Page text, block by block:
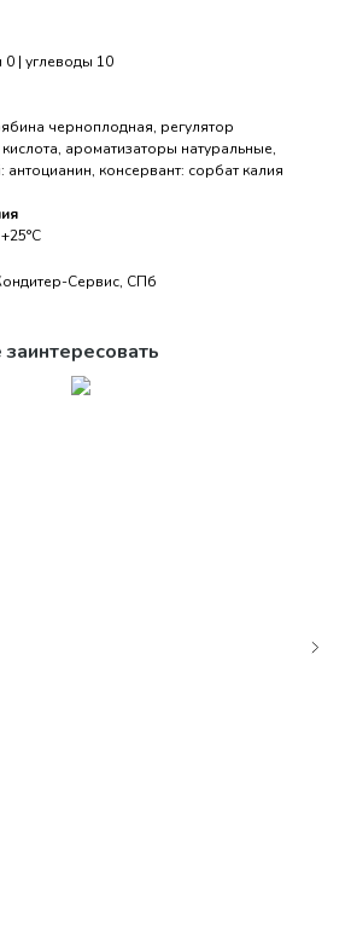
0 | углеводы 10
черноплодная, регулятор
ароматизаторы натуральные,
антоцианин, консервант: сорбат калия
Сервис, СПб